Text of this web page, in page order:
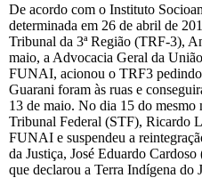
De acordo com o Instituto
determinada em 26 de abril de
Tribunal da 3ª Região (TRF-3),
maio, a Advocacia Geral da
FUNAI, acionou o TRF3 pedindo
Guarani foram às ruas e
13 de maio. No dia 15 do
Tribunal Federal (STF), Ricardo
FUNAI e suspendeu a
da Justiça, José Eduardo
que declarou a Terra Indígena do